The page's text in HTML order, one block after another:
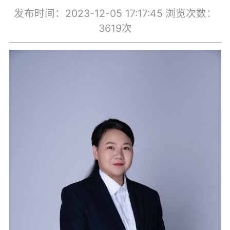
发布时间：2023-12-05 17:17:45 浏览次数：
3619次